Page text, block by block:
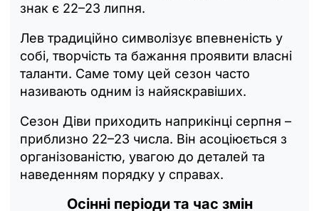
знак є 22–23 липня.
Лев традиційно символізує впевненість у
собі, творчість та бажання проявити власні
таланти. Саме тому цей сезон часто
називають одним із найяскравіших.
Сезон Діви приходить наприкінці серпня –
приблизно 22–23 числа. Він асоціюється з
організованістю, увагою до деталей та
наведенням порядку у справах.
Осінні періоди та час змін